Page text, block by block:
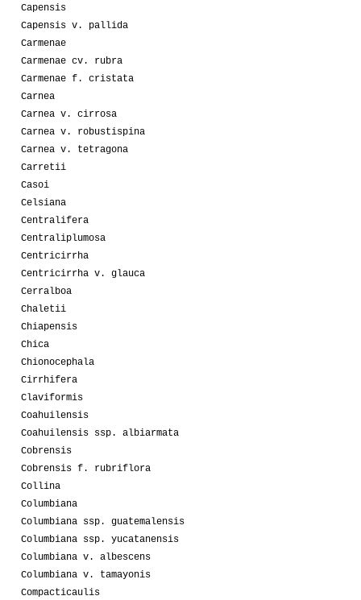
Capensis
Capensis v. pallida
Carmenae
Carmenae cv. rubra
Carmenae f. cristata
Carnea
Carnea v. cirrosa
Carnea v. robustispina
Carnea v. tetragona
Carretii
Casoi
Celsiana
Centralifera
Centraliplumosa
Centricirrha
Centricirrha v. glauca
Cerralboa
Chaletii
Chiapensis
Chica
Chionocephala
Cirrhifera
Claviformis
Coahuilensis
Coahuilensis ssp. albiarmata
Cobrensis
Cobrensis f. rubriflora
Collina
Columbiana
Columbiana ssp. guatemalensis
Columbiana ssp. yucatanensis
Columbiana v. albescens
Columbiana v. tamayonis
Compacticaulis